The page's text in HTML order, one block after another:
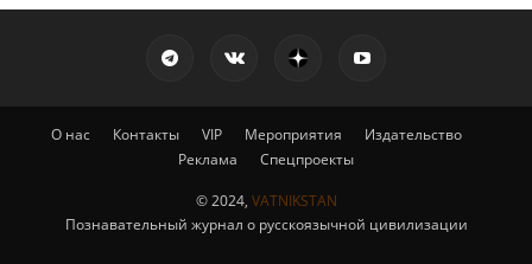
О нас Контакты VIP Мероприятия
Издательство
Реклама
Спецпроекты
© 2024, VATNIKSTAN
Познавательный журнал о русскоязычной цивилизации